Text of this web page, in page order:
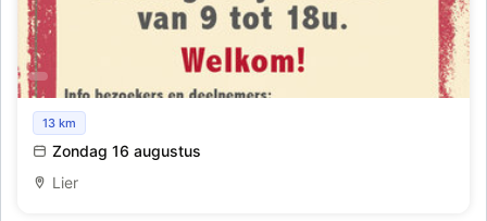
Vintage & Retro Brocanterie - Lier
13 km
Zondag 16 augustus
Lier